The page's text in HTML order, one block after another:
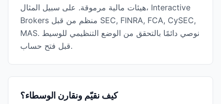
هيئات مالية مرموقة. على سبيل المثال، Interactive
Brokers منظم من قبل SEC, FINRA, FCA, CySEC,
MAS. نوصي دائمًا بالتحقق من الوضع التنظيمي للوسيط
قبل فتح حساب.
كيف نقيّم ونقارن الوسطاء؟